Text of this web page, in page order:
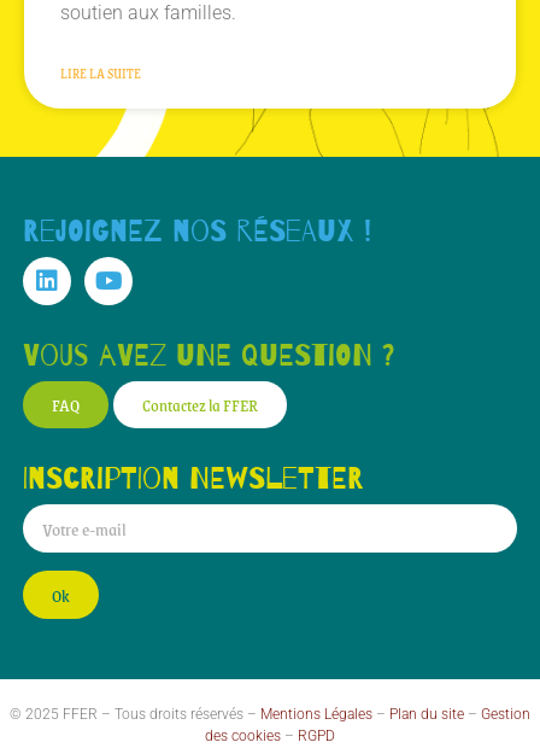
soutien aux familles.
LIRE LA SUITE
Rejoignez nos réseaux !
Vous avez une question ?
FAQ Contactez la FFER
Inscription newsletter
Ok
© 2025 FFER – Tous droits réservés – Mentions Légales – Plan du site – Gestion
des cookies – RGPD